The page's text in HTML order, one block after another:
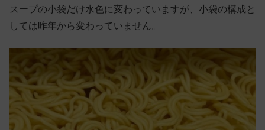
スープの小袋だけ水色に変わっていますが、小袋の構成と
しては昨年から変わっていません。